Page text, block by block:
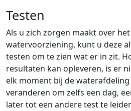
Testen
Als u zich zorgen maakt over
watervoorziening, kunt u deze
testen om te zien wat er in zit.
resultaten kan opleveren, is er
elk moment bij de
veranderen om zelfs een dag,
later tot een andere test te